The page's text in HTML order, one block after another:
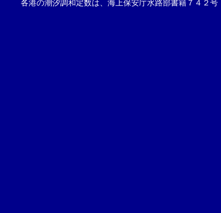
各港の潮汐調和定数は、海上保安庁水路部書籍７４２